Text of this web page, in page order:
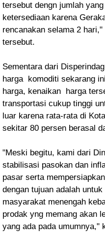
tersebut dengn jumlah
ketersediaan karena
rencanakan selama 2
tersebut.
Sementara dari
harga komoditi sekarang
harga, kenaikan harga
transportasi cukup tinggi
luar karena rata-rata di
sekitar 80 persen berasal
"Meski begitu, kami dari
stabilisasi pasokan dan
pasar serta
dengan tujuan adalah
masyarakat menengah
prodak yng memang akan
yang ada pada umumnya,"